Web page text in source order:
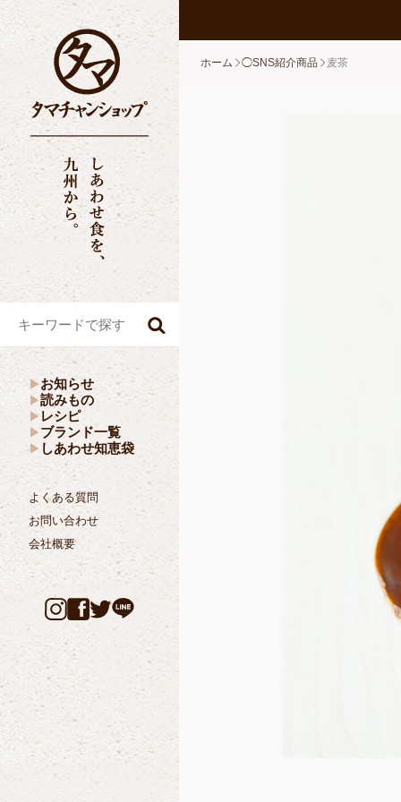
お知らせ
読みもの
レシピ
ブランド一覧
しあわせ知恵袋
よくある質問
お問い合わせ
会社概要
ホーム ◯SNS紹介商品 麦茶